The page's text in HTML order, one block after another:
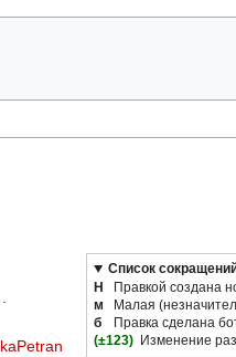
Список
Н
Правкой создана
м
Малая
б
Правка сделана
(±123) Изменение